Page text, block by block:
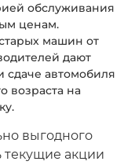
обслуживания
ценам.
машин от
дают
сдаче автомобиля
возраста на
выгодного
текущие акции